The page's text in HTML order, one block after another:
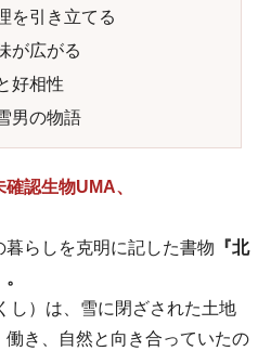
を引き立てる
が広がる
好相性
男の物語
認生物UMA、
らしを克明に記した書物 『北
し）は、雪に閉ざされた土地
き、自然と向き合っていたの